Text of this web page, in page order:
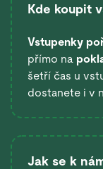
Kde koupit
Vstupenky
přímo na
šetří čas u
dostanete i v
Jak se k